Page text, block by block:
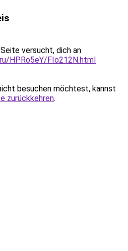
versucht, dich an
HPRo5eY/FIo212N.html
besuchen möchtest, kannst
zurückkehren.